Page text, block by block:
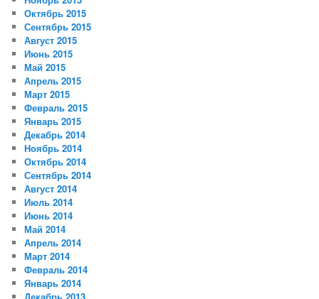
Октябрь 2015
Сентябрь 2015
Август 2015
Июнь 2015
Май 2015
Апрель 2015
Март 2015
Февраль 2015
Январь 2015
Декабрь 2014
Ноябрь 2014
Октябрь 2014
Сентябрь 2014
Август 2014
Июль 2014
Июнь 2014
Май 2014
Апрель 2014
Март 2014
Февраль 2014
Январь 2014